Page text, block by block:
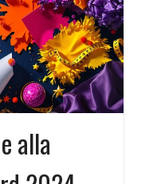
på nya sätt
och
Den
öppnar nya
alla